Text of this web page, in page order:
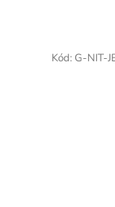
Kód: G-NIT-